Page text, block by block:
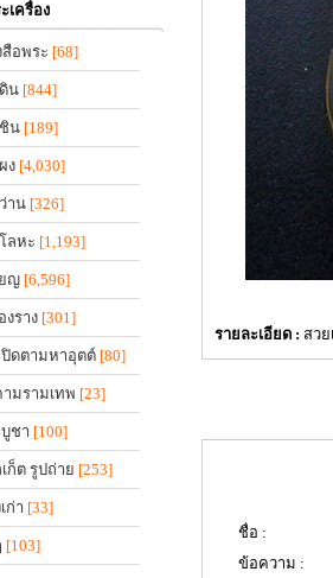
เครื่อง
อพระ [68]
น [844]
น [189]
ง [4,030]
าน [326]
ลหะ [1,193]
ญ [6,596]
งราง [301]
ดตามหาอุตต์ [80]
มรามเทพ [23]
ชา [100]
ก็ต รูปถ่าย [253]
ก่า [33]
[103]
รายละเอียด : สวย
ชื่อ :
ข้อความ :